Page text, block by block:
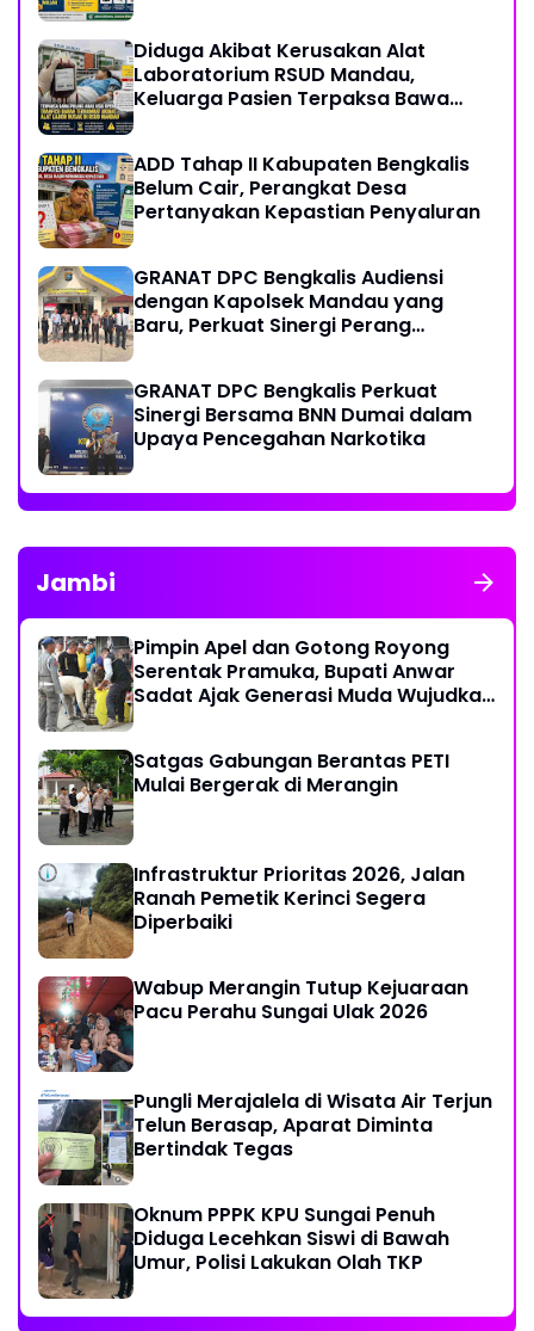
Diduga Akibat Kerusakan Alat
Laboratorium RSUD Mandau,
Keluarga Pasien Terpaksa Bawa
Transfusi Darah
ADD Tahap II Kabupaten Bengkalis
Belum Cair, Perangkat Desa
Pertanyakan Kepastian Penyaluran
GRANAT DPC Bengkalis Audiensi
dengan Kapolsek Mandau yang
Baru, Perkuat Sinergi Perang
GRANAT DPC Bengkalis Perkuat
Sinergi Bersama BNN Dumai dalam
Upaya Pencegahan Narkotika
Jambi
Pimpin Apel dan Gotong Royong
Serentak Pramuka, Bupati Anwar
Sadat Ajak Generasi Muda Wujudkan
Satgas Gabungan Berantas PETI
Mulai Bergerak di Merangin
Infrastruktur Prioritas 2026, Jalan
Ranah Pemetik Kerinci Segera
Diperbaiki
Wabup Merangin Tutup Kejuaraan
Pacu Perahu Sungai Ulak 2026
Pungli Merajalela di Wisata Air Terjun
Telun Berasap, Aparat Diminta
Bertindak Tegas
Oknum PPPK KPU Sungai Penuh
Diduga Lecehkan Siswi di Bawah
Umur, Polisi Lakukan Olah TKP